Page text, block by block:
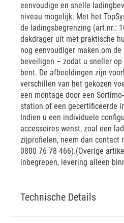
eenvoudige en snelle
niveau mogelijk. Met het
de ladingsbegrenzing (art.nr.:
dakdrager uit met praktische
nog eenvoudiger maken om
beveiligen – zodat u sneller
bent. De afbeeldingen zijn
verschillen van het gekozen
een montage door een
station of een gecertificeerde
Indien u een individuele
accessoires wenst, zoal een
zijprofielen, neem dan contact
0800 76 78 466).(Overige
inbegrepen, levering alleen
Technische Details